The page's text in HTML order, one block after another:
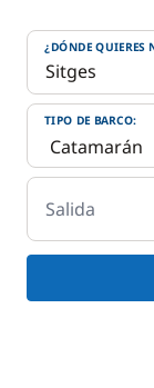
¿DÓNDE QUIERES
TIPO DE BARCO:
Salida